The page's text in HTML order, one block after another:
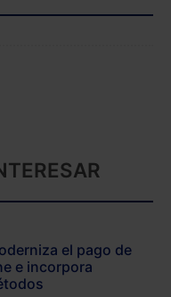
el pago de
e incorpora